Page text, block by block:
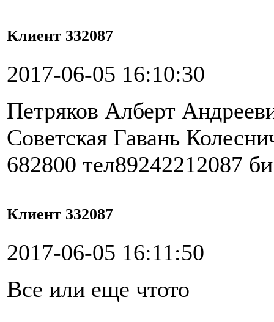
Клиент 332087
2017-06-05 16:10:30
Петряков Алберт
Советская Гавань
682800 тел89242212087
Клиент 332087
2017-06-05 16:11:50
Все или еще чтото